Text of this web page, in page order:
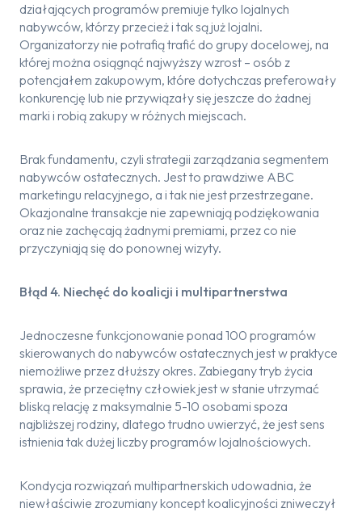
działających programów premiuje tylko lojalnych
nabywców, którzy przecież i tak są już lojalni.
Organizatorzy nie potrafią trafić do grupy docelowej, na
której można osiągnąć najwyższy wzrost – osób z
potencjałem zakupowym, które dotychczas preferowały
konkurencję lub nie przywiązały się jeszcze do żadnej
marki i robią zakupy w różnych miejscach.
Brak fundamentu, czyli strategii zarządzania segmentem
nabywców ostatecznych. Jest to prawdziwe ABC
marketingu relacyjnego, a i tak nie jest przestrzegane.
Okazjonalne transakcje nie zapewniają podziękowania
oraz nie zachęcają żadnymi premiami, przez co nie
przyczyniają się do ponownej wizyty.
Błąd 4. Niechęć do koalicji i multipartnerstwa
Jednoczesne funkcjonowanie ponad 100 programów
skierowanych do nabywców ostatecznych jest w praktyce
niemożliwe przez dłuższy okres. Zabiegany tryb życia
sprawia, że przeciętny człowiek jest w stanie utrzymać
bliską relację z maksymalnie 5-10 osobami spoza
najbliższej rodziny, dlatego trudno uwierzyć, że jest sens
istnienia tak dużej liczby programów lojalnościowych.
Kondycja rozwiązań multipartnerskich udowadnia, że
niewłaściwie zrozumiany koncept koalicyjności zniweczył